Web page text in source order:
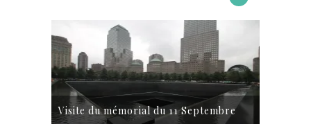
Visite du mémorial du 11 Septembre